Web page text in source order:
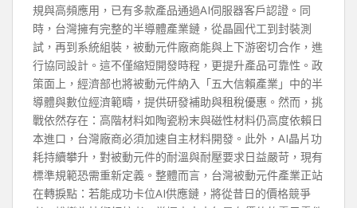
規與高頻應用，已有多款產品通過AI伺服器客戶認證。同
時，台灣擁有完整的半導體產業鏈，從晶圓代工到封裝測
試，再到系統組裝，被動元件廠商能與上下游密切合作，進
行協同設計。這不僅縮短開發時程，更提升產品可靠性。政
策面上，經濟部也將被動元件納入「五大信賴產業」中的半
導體與數位經濟範疇，提供研發補助與租稅優惠。然而，挑
戰依然存在：高階材料如陶瓷粉末與磁性材料仍高度依賴日
本進口，台灣廠商必須加速自主材料開發。此外，AI晶片功
耗持續攀升，對被動元件的耐溫與耐壓要求日益嚴苛，現有
標準規範恐需重新定義。整體而言，台灣被動元件產業正站
在轉捩點：若能成功卡位AI供應鏈，將從昔日的價格競爭